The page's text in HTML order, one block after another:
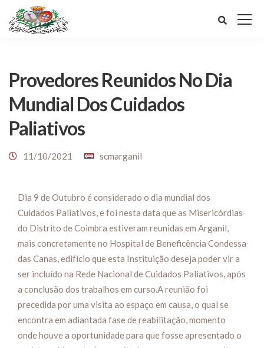
Provedores Reunidos No Dia
Mundial Dos Cuidados
Paliativos
11/10/2021 scmarganil
Dia 9 de Outubro é considerado o dia mundial dos
Cuidados Paliativos, e foi nesta data que as Misericórdias
do Distrito de Coimbra estiveram reunidas em Arganil,
mais concretamente no Hospital de Beneficência Condessa
das Canas, edifício que esta Instituição deseja poder vir a
ser incluído na Rede Nacional de Cuidados Paliativos, após
a conclusão dos trabalhos em curso.A reunião foi
precedida por uma visita ao espaço em causa, o qual se
encontra em adiantada fase de reabilitação, momento
onde houve a oportunidade para que fosse apresentado o